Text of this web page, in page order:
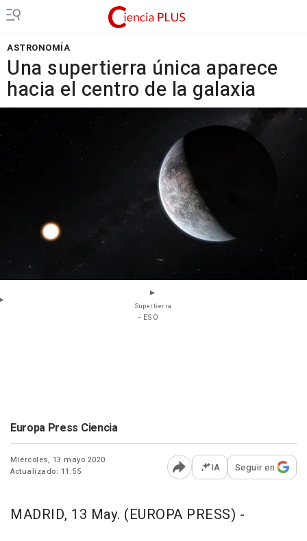
ASTRONOMÍA
Una supertierra única aparece
hacia el centro de la galaxia
Supertierra
- ESO
Europa Press Ciencia
Miércoles, 13 mayo 2020
Actualizado: 11:55
Abrir opciones para
IA Seguir en
MADRID, 13 May. (EUROPA PRESS) -